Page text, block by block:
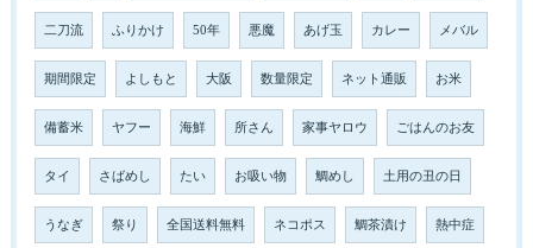
二刀流 ふりかけ 50年 悪魔 あげ玉 カレー メバル
期間限定 よしもと 大阪 数量限定 ネット通販 お米
備蓄米 ヤフー 海鮮 所さん 家事ヤロウ ごはんのお友
タイ さばめし たい お吸い物 鯛めし 土用の丑の日
うなぎ 祭り 全国送料無料 ネコポス 鯛茶漬け 熱中症